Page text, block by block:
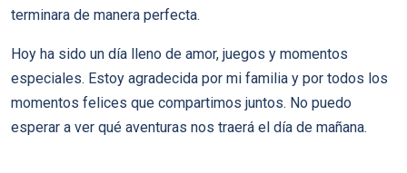
terminara de manera perfecta.
Hoy ha sido un día lleno de amor, juegos y momentos
especiales. Estoy agradecida por mi familia y por todos los
momentos felices que compartimos juntos. No puedo
esperar a ver qué aventuras nos traerá el día de mañana.